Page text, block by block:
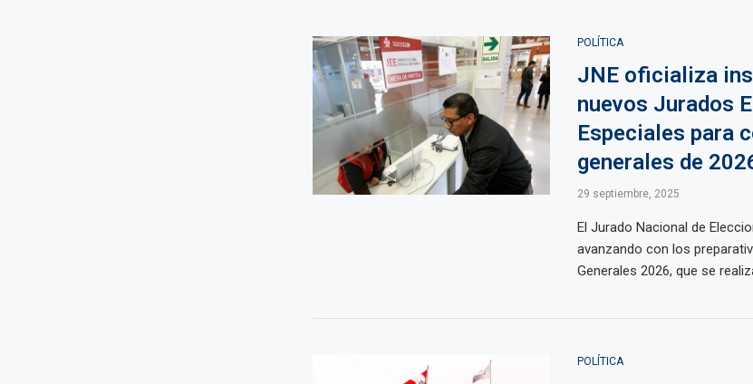
POLÍTICA
JNE oficializa
nuevos Jurados
Especiales para
generales de
29 septiembre, 2025
El Jurado Nacional de
avanzando con los
Generales 2026, que se
POLÍTICA